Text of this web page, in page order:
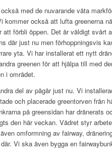
med de nuvarande våta
kommer också att lufta greenerna
att förbli öppen. Det är väldigt svårt
där just nu men förhoppningsvis
yta. Vi har installerat ett nytt
greenen för att hjälpa till med
i området.
del av pågår just nu. Vi
och placerade greentorven från
på greensidan har dränerats
den här veckan. Vädret styr
omformning av fairway,
Vi ska även bygga en